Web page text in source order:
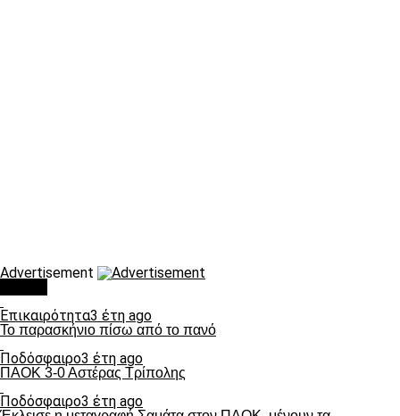
Advertisement
Επικαιρότητα3 έτη ago
Το παρασκήνιο πίσω από το πανό
Ποδόσφαιρο3 έτη ago
ΠΑΟΚ 3-0 Αστέρας Τρίπολης
Ποδόσφαιρο3 έτη ago